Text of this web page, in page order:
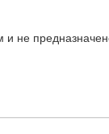
не